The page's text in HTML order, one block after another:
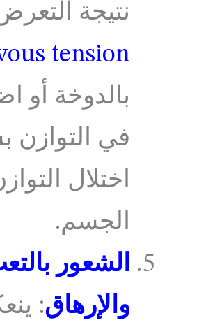
نتيجة
tension
بالدوخة أو
في التوازن
اختلال
الجسم.
الشعور
والإرهاق: